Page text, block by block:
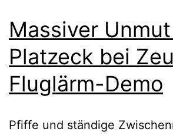
Massiver
Platzeck bei
Fluglärm-Demo
Pfiffe und ständige